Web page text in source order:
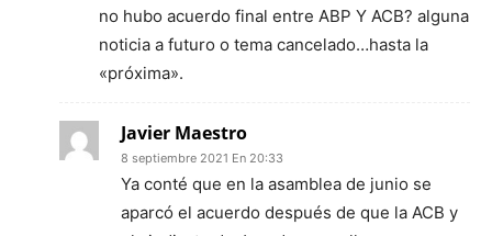
no hubo acuerdo final entre ABP Y ACB? alguna
noticia a futuro o tema cancelado…hasta la
«próxima».
Javier Maestro
8 septiembre 2021 En 20:33
Ya conté que en la asamblea de junio se
aparcó el acuerdo después de que la ACB y